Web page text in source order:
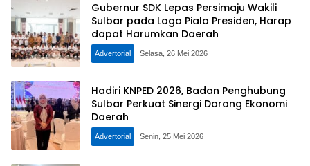
Gubernur SDK Lepas Persimaju Wakili
Sulbar pada Laga Piala Presiden, Harap
dapat Harumkan Daerah
Advertorial Selasa, 26 Mei 2026
Hadiri KNPED 2026, Badan Penghubung
Sulbar Perkuat Sinergi Dorong Ekonomi
Daerah
Advertorial Senin, 25 Mei 2026